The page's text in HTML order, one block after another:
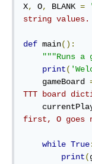
X, O, BLANK =
string values.
def main():
"""Runs
print(
    gameBoard
TTT board
first, O goes
while True:
print(